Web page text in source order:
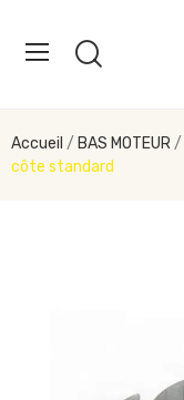
Accueil BAS MOTEUR
côte standard